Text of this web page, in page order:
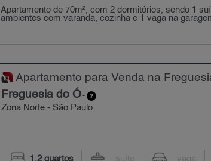
Apartamento de 70m², com 2 dormitórios, sendo 1
ambientes com varanda, cozinha e 1 vaga na
Apartamento para Venda na
Freguesia do Ó-
Zona Norte - São Paulo
1,2 quartos - suíte - vaga